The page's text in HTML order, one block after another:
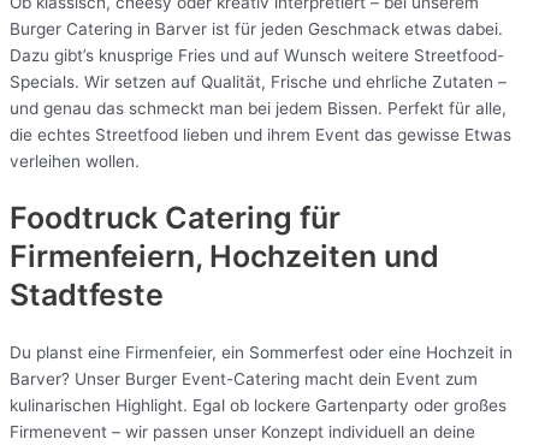
Burger Catering in Barver ist für jeden Geschmack etwas dabei.
Dazu gibt’s knusprige Fries und auf Wunsch weitere Streetfood-
Specials. Wir setzen auf Qualität, Frische und ehrliche Zutaten –
und genau das schmeckt man bei jedem Bissen. Perfekt für alle,
die echtes Streetfood lieben und ihrem Event das gewisse Etwas
verleihen wollen.
Foodtruck Catering für
Firmenfeiern, Hochzeiten und
Stadtfeste
Du planst eine Firmenfeier, ein Sommerfest oder eine Hochzeit in
Barver? Unser Burger Event-Catering macht dein Event zum
kulinarischen Highlight. Egal ob lockere Gartenparty oder großes
Firmenevent – wir passen unser Konzept individuell an deine